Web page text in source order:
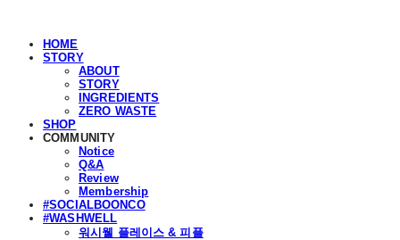
HOME
STORY
ABOUT
STORY
INGREDIENTS
ZERO WASTE
SHOP
COMMUNITY
Notice
Q&A
Review
Membership
#SOCIALBOONCO
#WASHWELL
워시웰 플레이스 & 피플